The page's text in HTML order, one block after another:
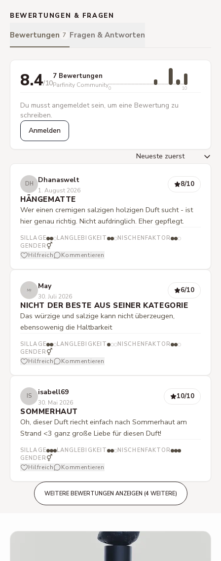
BEWERTUNGEN & FRAGEN
Bewertungen 7 Fragen & Antworten
8.4/10
7 Bewertungen
Parfinity Community0 10
Du musst angemeldet sein, um eine Bewertung zu
schreiben.
Anmelden
DH Dhanaswelt
1. August 2026
8/10
HÄNGEMATTE
Wer einen cremigen salzigen holzigen Duft sucht - ist
hier genau richtig. Nicht aufdringlich. Eher gepflegt.
SILLAGE LANGLEBIGKEIT
NISCHENFAKTOR
GENDER ⚥
Hilfreich Kommentieren
May
30. Juli 2026
6/10
NICHT DER BESTE AUS SEINER KATEGORIE
Das würzige und salzige kann nicht überzeugen,
ebensowenig die Haltbarkeit
SILLAGE LANGLEBIGKEIT
NISCHENFAKTOR
GENDER ⚥
Hilfreich Kommentieren
IS isabell69
30. Mai 2026
10/10
SOMMERHAUT
Oh, dieser Duft riecht einfach nach Sommerhaut am
Strand <3 ganz große Liebe für diesen Duft!
SILLAGE LANGLEBIGKEIT
NISCHENFAKTOR
GENDER ⚥
Hilfreich Kommentieren
WEITERE BEWERTUNGEN ANZEIGEN (4 WEITERE)